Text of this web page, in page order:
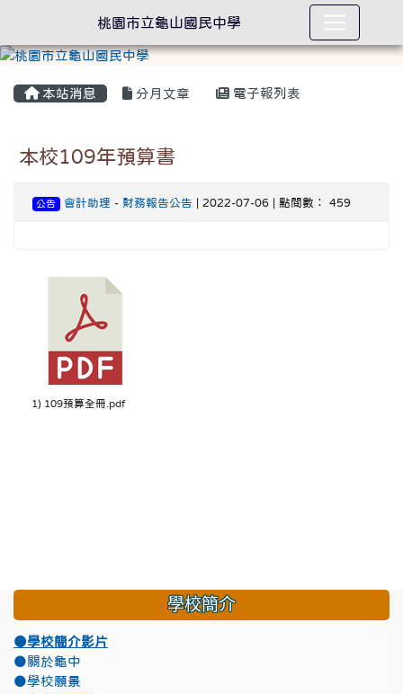
本站消息 分月文章 電子報列表
本校109年預算書
公告 會計助理 - 財務報告公告 | 2022-07-06 | 點閱數： 459
1) 109預算全冊.pdf
學校簡介
●學校簡介影片
●關於龜中
●學校願景
桃園市立龜山國民中學